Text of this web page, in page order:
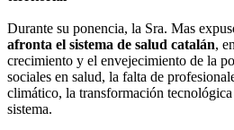
Durante su ponencia, la Sra. Mas
afronta el sistema de salud catalán,
crecimiento y el envejecimiento de la
sociales en salud, la falta de
climático, la transformación
sistema.